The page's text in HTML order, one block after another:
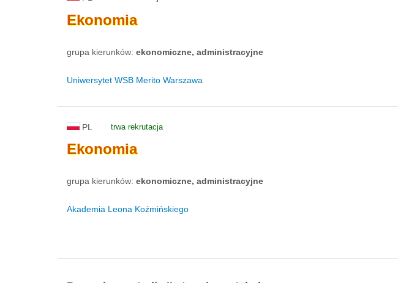
Ekonomia
grupa kierunków: ekonomiczne, administracyjne
Uniwersytet WSB Merito Warszawa
PL trwa rekrutacja
Ekonomia
grupa kierunków: ekonomiczne, administracyjne
Akademia Leona Koźmińskiego